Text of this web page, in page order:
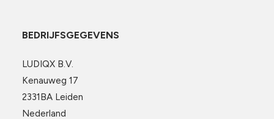
BEDRIJFSGEGEVENS
LUDIQX B.V.
Kenauweg 17
2331BA Leiden
Nederland